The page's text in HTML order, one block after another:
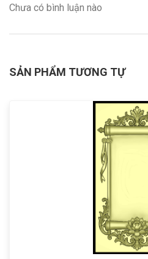
Chưa có bình luận nào
SẢN PHẨM TƯƠNG TỰ